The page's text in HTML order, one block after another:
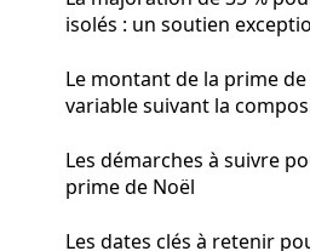
isolés : un soutien
Le montant de la prime
variable suivant la
Les démarches à suivre
prime de Noël
Les dates clés à retenir